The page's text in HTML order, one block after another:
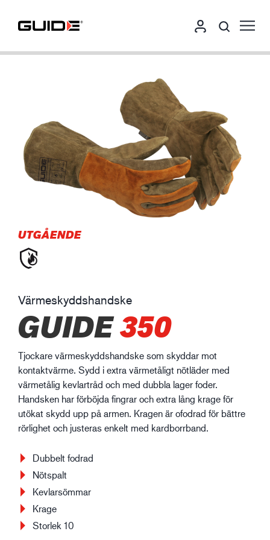
UTGÅENDE
Värmeskyddshandske
GUIDE350
Tjockare värmeskyddshandske som skyddar mot
kontaktvärme. Sydd i extra värmetåligt nötläder med
värmetålig kevlartråd och med dubbla lager foder.
Handsken har förböjda fingrar och extra lång krage för
utökat skydd upp på armen. Kragen är ofodrad för bättre
rörlighet och justeras enkelt med kardborrband.
Dubbelt fodrad
Nötspalt
Kevlarsömmar
Krage
Storlek 10